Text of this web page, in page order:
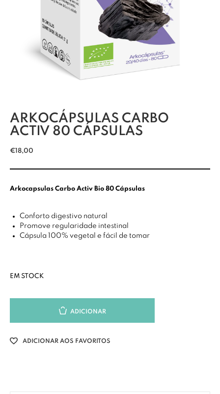
ARKOCÁPSULAS CARBO
ACTIV 80 CÁPSULAS
€18,00
Arkocapsulas Carbo Activ Bio 80 Cápsulas
Conforto digestivo natural
Promove regularidade intestinal
Cápsula 100% vegetal e fácil de tomar
EM STOCK
ADICIONAR
ADICIONAR AOS FAVORITOS